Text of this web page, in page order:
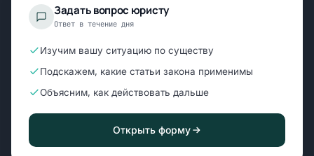
Задать вопрос юристу
Ответ в течение дня
Изучим вашу ситуацию по существу
Подскажем, какие статьи закона применимы
Объясним, как действовать дальше
Открыть форму